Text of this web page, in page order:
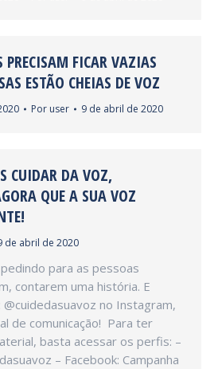
PRECISAM FICAR VAZIAS
ESTÃO CHEIAS DE VOZ
Por user 9 de abril de 2020
CUIDAR DA VOZ,
QUE A SUA VOZ
de abril de 2020
para as pessoas
contarem uma história. E
no Instagram,
de comunicação! Para ter
basta acessar os perfis: –
– Facebook: Campanha